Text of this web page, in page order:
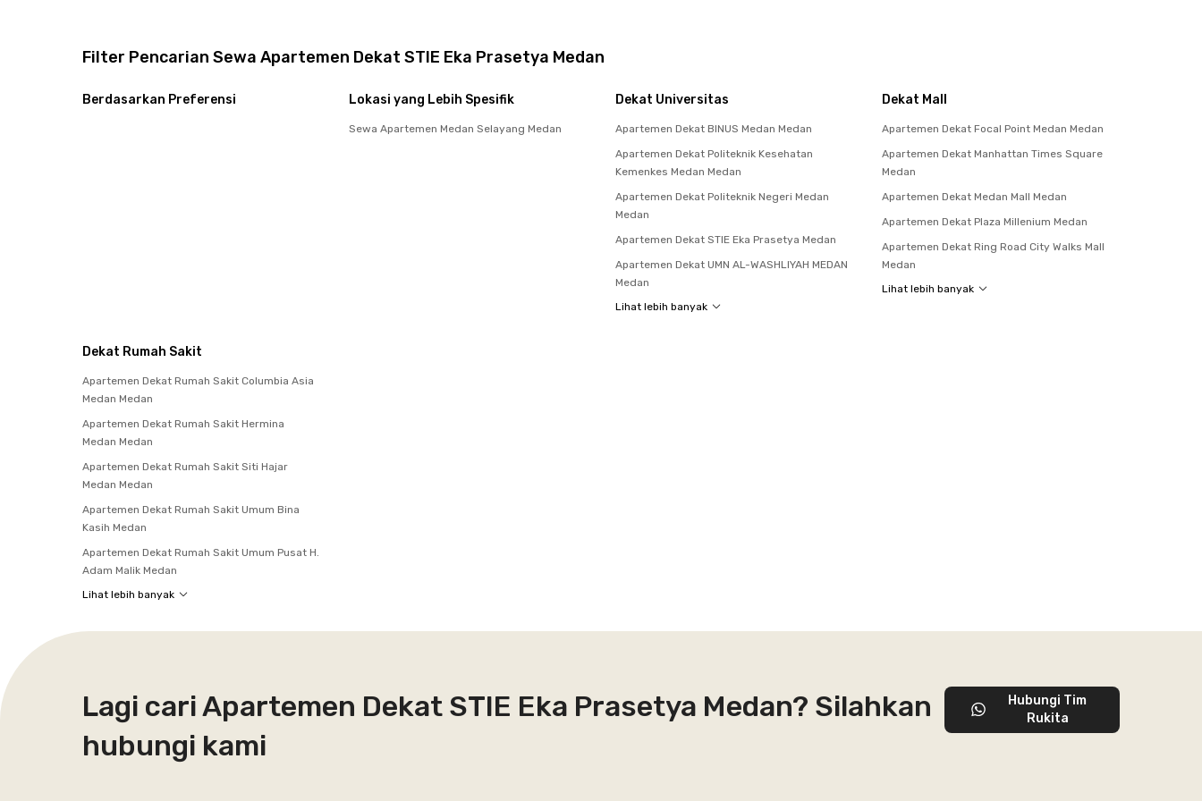
Filter Pencarian Sewa Apartemen Dekat STIE Eka Prasetya Medan
Berdasarkan Preferensi Lokasi yang Lebih Spesifik
Sewa Apartemen Medan Selayang Medan
Dekat Universitas
Apartemen Dekat BINUS Medan Medan
Apartemen Dekat Politeknik Kesehatan
Kemenkes Medan Medan
Apartemen Dekat Politeknik Negeri Medan
Medan
Apartemen Dekat STIE Eka Prasetya Medan
Apartemen Dekat UMN AL-WASHLIYAH MEDAN
Medan
Lihat lebih banyak
Dekat Mall
Apartemen Dekat Focal Point Medan Medan
Apartemen Dekat Manhattan Times Square
Medan
Apartemen Dekat Medan Mall Medan
Apartemen Dekat Plaza Millenium Medan
Apartemen Dekat Ring Road City Walks Mall
Medan
Lihat lebih banyak
Dekat Rumah Sakit
Apartemen Dekat Rumah Sakit Columbia Asia
Medan Medan
Apartemen Dekat Rumah Sakit Hermina
Medan Medan
Apartemen Dekat Rumah Sakit Siti Hajar
Medan Medan
Apartemen Dekat Rumah Sakit Umum Bina
Kasih Medan
Apartemen Dekat Rumah Sakit Umum Pusat H.
Adam Malik Medan
Lihat lebih banyak
Lagi cari Apartemen Dekat STIE Eka Prasetya Medan? Silahkan
hubungi kami
Hubungi Tim
Rukita